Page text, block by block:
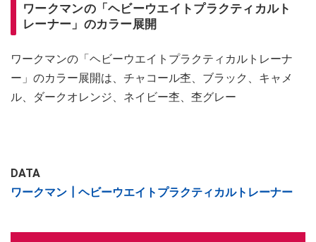
ワークマンの「ヘビーウエイトプラクティカルト
レーナー」のカラー展開
ワークマンの「ヘビーウエイトプラクティカルトレーナ
ー」のカラー展開は、チャコール杢、ブラック、キャメ
ル、ダークオレンジ、ネイビー杢、杢グレー
DATA
ワークマン┃ヘビーウエイトプラクティカルトレーナー